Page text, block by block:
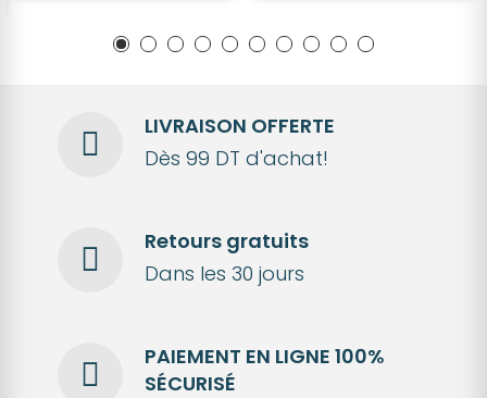
LIVRAISON OFFERTE
Dès 99 DT d'achat!
Retours gratuits
Dans les 30 jours
PAIEMENT EN LIGNE 100%
SÉCURISÉ